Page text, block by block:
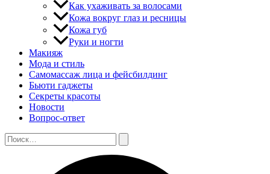
Как ухаживать за волосами
Кожа вокруг глаз и ресницы
Кожа губ
Руки и ногти
Макияж
Мода и стиль
Самомассаж лица и фейсбилдинг
Бьюти гаджеты
Секреты красоты
Новости
Вопрос-ответ
Поиск: